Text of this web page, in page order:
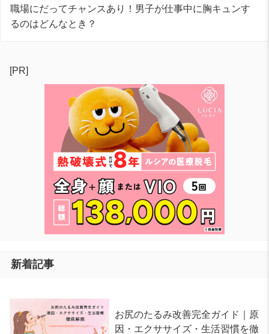
職場にだってチャンスあり！男子が仕事中に胸キュンす
るのはどんなとき？
[PR]
新着記事
お尻のたるみ改善完全ガイド｜原
因・エクササイズ・生活習慣を徹